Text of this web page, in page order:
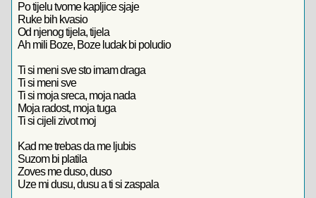
Po tijelu tvome kapljice sjaje
Ruke bih kvasio
Od njenog tijela, tijela
Ah mili Boze, Boze ludak bi poludio
Ti si meni sve sto imam draga
Ti si meni sve
Ti si moja sreca, moja nada
Moja radost, moja tuga
Ti si cijeli zivot moj
Kad me trebas da me ljubis
Suzom bi platila
Zoves me duso, duso
Uze mi dusu, dusu a ti si zaspala